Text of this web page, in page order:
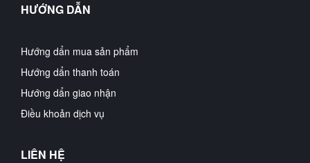
HƯỚNG DẪN
Hướng dẩn mua sản phẩm
Hướng dẩn thanh toán
Hướng dẩn giao nhận
Điều khoản dịch vụ
LIÊN HỆ